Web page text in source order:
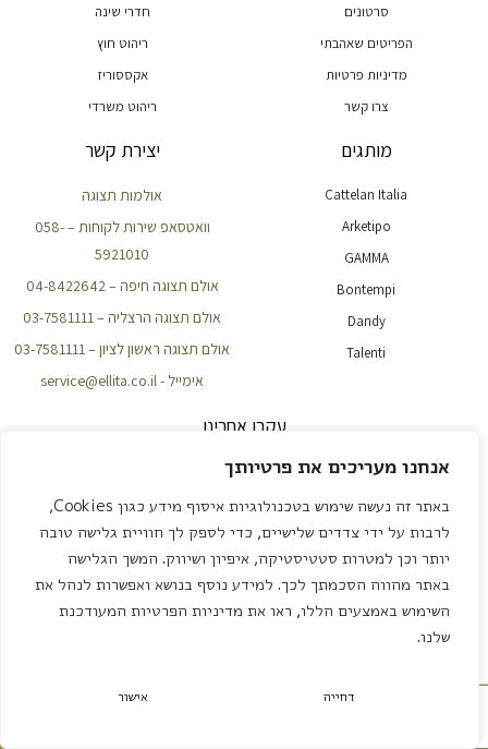
אנחנו מעריכים את פרטיותך
באתר זה נעשה שימוש בטכנולוגיות איסוף מידע כגון Cookies,
לרבות על ידי צדדים שלישיים, כדי לספק לך חוויית גלישה טובה
יותר וכן למטרות סטטיסטיקה, איפיון ושיווק. המשך הגלישה
באתר מהווה הסכמתך לכך. למידע נוסף בנושא ואפשרות לנהל את
השימוש באמצעים הללו, ראו את מדיניות הפרטיות המעודכנת
שלנו.
דחייה אישור
סרטונים
הפריטים שאהבתי
מדיניות פרטיות
צרו קשר
חדרי שינה
ריהוט חוץ
אקססוריז
ריהוט משרדי
מותגים
Cattelan Italia
Arketipo
GAMMA
Bontempi
Dandy
Talenti
יצירת קשר
אולמות תצוגה
וואטסאפ שירות לקוחות – 058-
5921010
אולם תצוגה חיפה – 04-8422642
אולם תצוגה הרצליה – 03-7581111
אולם תצוגה ראשון לציון – 03-7581111
אימייל - service@ellita.co.il
עקבו אחרינו
NEWSLETTER
שליחה